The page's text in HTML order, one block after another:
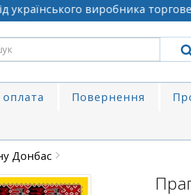
українського виробника
оплата Повернення
Донбас